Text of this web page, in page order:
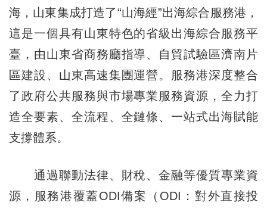
海，山東集成打造了“山海經”出海綜合服務港，
這是一個具有山東特色的省級出海綜合服務平
臺，由山東省商務廳指導、自貿試驗區濟南片
區建設、山東高速集團運營。服務港深度整合
了政府公共服務與市場專業服務資源，全力打
造全要素、全流程、全鏈條、一站式出海賦能
支撐體系。
通過聯動法律、財稅、金融等優質專業資
源，服務港覆蓋ODI備案（ODI：對外直接投